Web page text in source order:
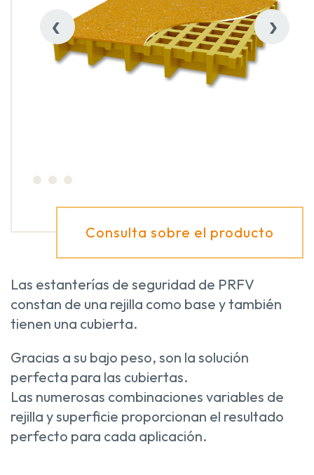
‹ ›
Consulta sobre el producto
Las estanterías de seguridad de PRFV
constan de una rejilla como base y también
tienen una cubierta.
Gracias a su bajo peso, son la solución
perfecta para las cubiertas.
Las numerosas combinaciones variables de
rejilla y superficie proporcionan el resultado
perfecto para cada aplicación.